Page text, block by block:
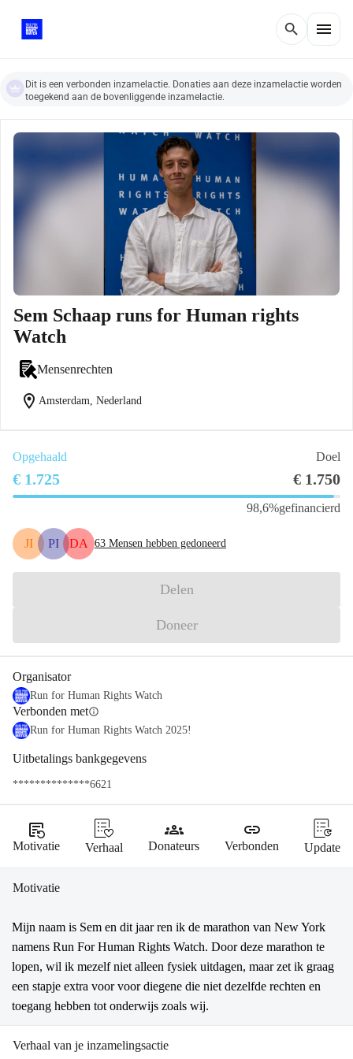
search menu
Dit is een verbonden inzamelactie. Donaties aan deze inzamelactie worden
toegekend aan de bovenliggende inzamelactie.
Sem Schaap runs for Human rights
Watch
Mensenrechten
location_on Amsterdam, Nederland
Opgehaald Doel
€ 1.725 € 1.750
98,6%gefinancierd
JI PI DA 63 Mensen hebben gedoneerd
Delen
Doneer
Organisator
Run for Human Rights Watch
Verbonden metinfo
Run for Human Rights Watch 2025!
Uitbetalings bankgegevens
**************6621
source_notes
Motivatie Verhaal
groups
Donateurs
link
Verbonden Update
Motivatie
Mijn naam is Sem en dit jaar ren ik de marathon van New York
namens Run For Human Rights Watch. Door deze marathon te
lopen, wil ik mezelf niet alleen fysiek uitdagen, maar zet ik graag
een stapje extra voor voor diegene die niet dezelfde rechten en
toegang hebben tot onderwijs zoals wij.
Verhaal van je inzamelingsactie